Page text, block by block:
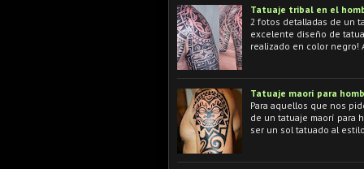
Tatuaje tribal en el
2 fotos detalladas de un
excelente diseño de
realizado en color negro!
Tatuaje maorí para
Para aquellos que nos
de un tatuaje maorí para
ser un sol tatuado al